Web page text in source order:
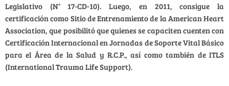
Legislativo (N° 17-CD-10). Luego, en 2011, consigue la
certificación como Sitio de Entrenamiento de la American Heart
Association, que posibilitó que quienes se capaciten cuenten con
Certificación Internacional en Jornadas de Soporte Vital Básico
para el Área de la Salud y R.C.P., así como también de ITLS
(International Trauma Life Support).